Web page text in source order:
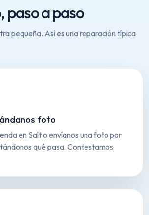
paso a paso
pequeña. Así es una reparación típica
foto
en Salt o envíanos una foto por
qué pasa. Contestamos